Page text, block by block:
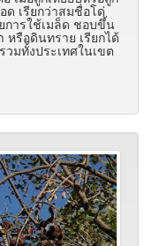
เรียกว่าสมชื่อโด่
การใช้เมล็ด ชอบขึ้น
หรือดินทราย เรียกได้
วมทั้งประเทศในเขต